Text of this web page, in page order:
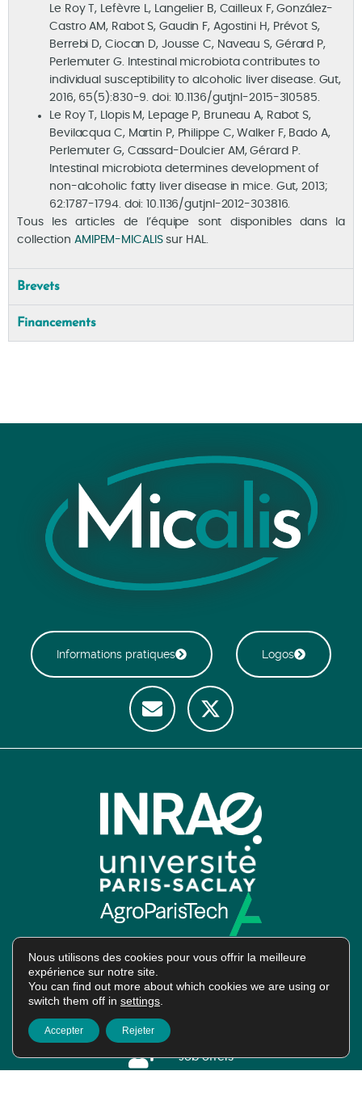
Le Roy T, Lefèvre L, Langelier B, Cailleux F, González-
Castro AM, Rabot S, Gaudin F, Agostini H, Prévot S,
Berrebi D, Ciocan D, Jousse C, Naveau S, Gérard P,
Perlemuter G. Intestinal microbiota contributes to
individual susceptibility to alcoholic liver disease. Gut,
2016, 65(5):830-9. doi: 10.1136/gutjnl-2015-310585.
Le Roy T, Llopis M, Lepage P, Bruneau A, Rabot S,
Bevilacqua C, Martin P, Philippe C, Walker F, Bado A,
Perlemuter G, Cassard-Doulcier AM, Gérard P.
Intestinal microbiota determines development of
non-alcoholic fatty liver disease in mice. Gut, 2013;
62:1787-1794. doi: 10.1136/gutjnl-2012-303816.
Tous les articles de l’équipe sont disponibles dans la
collection AMIPEM-MICALISsur HAL.
Brevets
Financements
Informations pratiques Logos
Job offers
Nous utilisons des cookies pour vous offrir la meilleure
expérience sur notre site.
You can find out more about which cookies we are using or
switch them off in settings
Accepter Rejeter